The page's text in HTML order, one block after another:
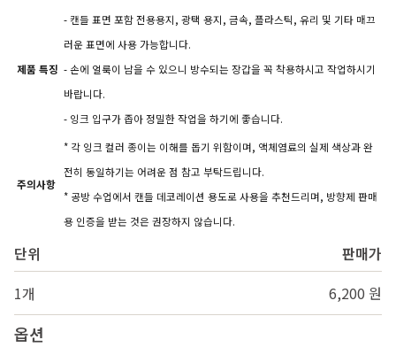
제품 특징
- 캔들 표면 포함 전용용지, 광택 용지, 금속, 플라스틱, 유리 및 기타 매끄
러운 표면에 사용 가능합니다.
- 손에 얼룩이 남을 수 있으니 방수되는 장갑을 꼭 착용하시고 작업하시기
바랍니다.
- 잉크 입구가 좁아 정밀한 작업을 하기에 좋습니다.
주의사항
* 각 잉크 컬러 종이는 이해를 돕기 위함이며, 액체염료의 실제 색상과 완
전히 동일하기는 어려운 점 참고 부탁드립니다.
* 공방 수업에서 캔들 데코레이션 용도로 사용을 추천드리며, 방향제 판매
용 인증을 받는 것은 권장하지 않습니다.
단위
판매가
1개
6,200 원
옵션